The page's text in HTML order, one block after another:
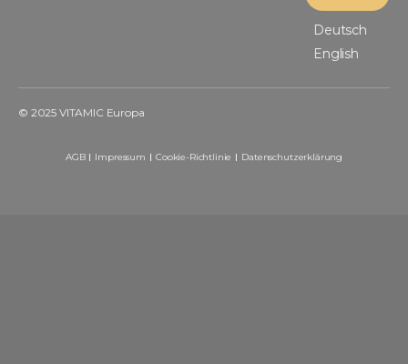
Deutsch
English
© 2025 VITAMIC Europa
AGB Impressum Cookie-Richtlinie Datenschutzerklärung